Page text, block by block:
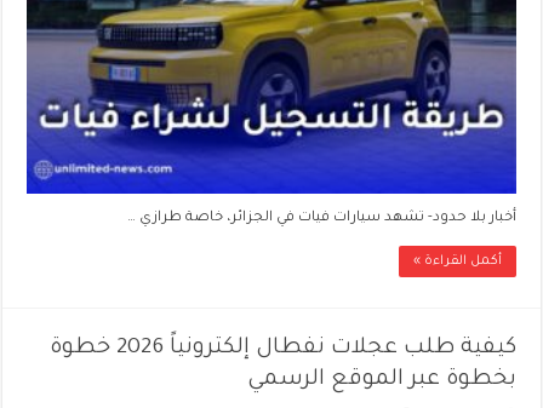
أخبار بلا حدود- تشهد سيارات فيات في الجزائر، خاصة طرازي …
أكمل القراءة »
كيفية طلب عجلات نفطال إلكترونياً 2026 خطوة
بخطوة عبر الموقع الرسمي